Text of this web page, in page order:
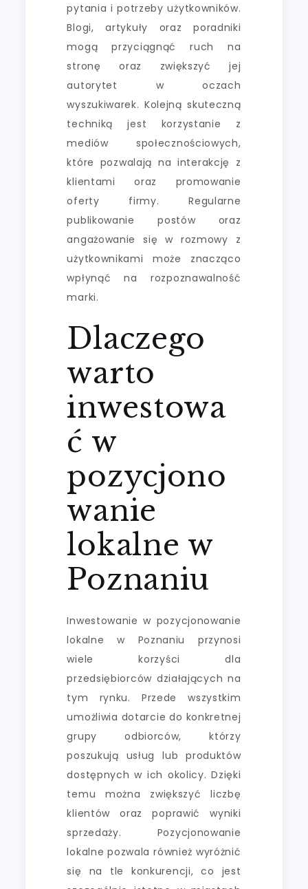
pytania i potrzeby użytkowników.
Blogi, artykuły oraz poradniki
mogą przyciągnąć ruch na
stronę oraz zwiększyć jej
autorytet w oczach
wyszukiwarek. Kolejną skuteczną
techniką jest korzystanie z
mediów społecznościowych,
które pozwalają na interakcję z
klientami oraz promowanie
oferty firmy. Regularne
publikowanie postów oraz
angażowanie się w rozmowy z
użytkownikami może znacząco
wpłynąć na rozpoznawalność
marki.
Dlaczego
warto
inwestowa
ć w
pozycjono
wanie
lokalne w
Poznaniu
Inwestowanie w pozycjonowanie
lokalne w Poznaniu przynosi
wiele korzyści dla
przedsiębiorców działających na
tym rynku. Przede wszystkim
umożliwia dotarcie do konkretnej
grupy odbiorców, którzy
poszukują usług lub produktów
dostępnych w ich okolicy. Dzięki
temu można zwiększyć liczbę
klientów oraz poprawić wyniki
sprzedaży. Pozycjonowanie
lokalne pozwala również wyróżnić
się na tle konkurencji, co jest